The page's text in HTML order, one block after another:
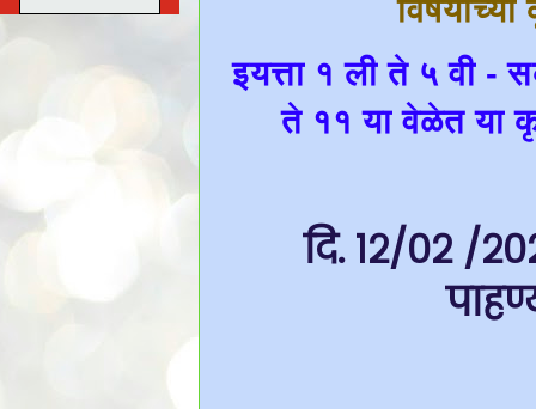
इयत्ता १ ली ते ५ वी -
ते ११ या वेळेत या
दि. १२/०२ /